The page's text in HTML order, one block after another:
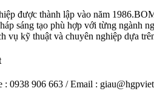
được thành lập vào năm
sáng tạo phù hợp với từng ngành
kỹ thuật và chuyên nghiệp dựa
906 663 / Email :